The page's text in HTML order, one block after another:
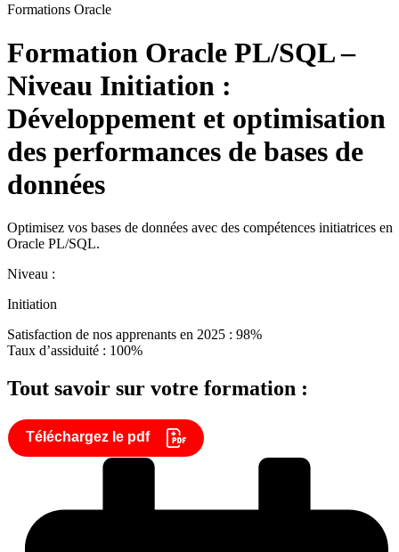
Formations Oracle
Formation Oracle PL/SQL –
Niveau Initiation :
Développement et optimisation
des performances de bases de
données
Optimisez vos bases de données avec des compétences initiatrices en
Oracle PL/SQL.
Niveau :
Initiation
Satisfaction de nos apprenants en 2025 : 98%
Taux d’assiduité : 100%
Tout savoir sur votre formation :
Téléchargez le pdf